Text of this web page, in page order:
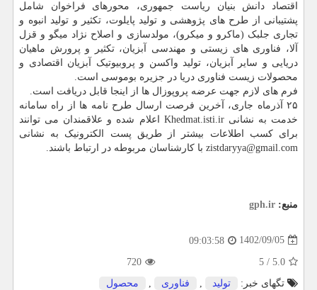
اقتصاد دانش بنیان ریاست جمهوری، محورهای فراخوان شامل
پشتیبانی از طرح های پژوهشی و تولید پایلوت، تکثیر و تولید انبوه و
تجاری جلبک (ماکرو و میکرو)، مولدسازی و اصلاح نژاد میگو و قزل
آلا، فناوری های زیستی و مهندسی آبزیان، تکثیر و پرورش ماهیان
دریایی و سایر آبزیان، تولید واکسن و پروبیوتیک آبزیان اقتصادی و
محصولات زیست فناوری دریا در جزیره بوموسی است.
فرم های لازم جهت عرضه پروپوزال ها از اینجا قابل دریافت است.
۲۵ آذرماه جاری، آخرین فرصت ارسال طرح نامه ها از راه سامانه
خدمت به نشانی Khedmat.isti.ir اعلام شده و علاقمندان می توانند
برای کسب اطلاعات بیشتر از طریق پست الکترونیک به نشانی
zistdaryya@gmail.com با کارشناسان مربوطه در ارتباط باشند.
منبع: gph.ir
1402/09/05
09:03:58
5.0
/
5
720
تگهای خبر:
تولید , فناوری , محصول